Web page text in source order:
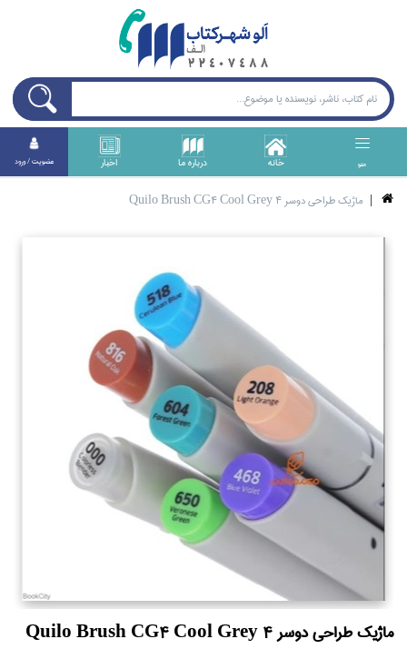
منو خانه درباره ما اخبار عضويت / ورود
ماژيك طراحي دوسر Quilo Brush CG4 Cool Grey 4
ماژيك طراحي دوسر Quilo Brush CG4 Cool Grey 4